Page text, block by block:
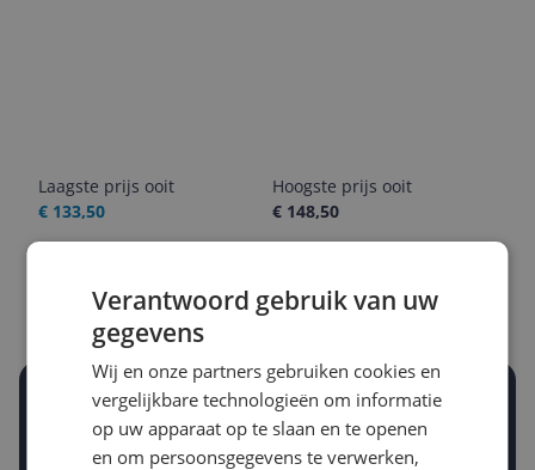
Laagste prijs ooit
€ 133,50
Hoogste prijs ooit
€ 148,50
€ 144,50
08-08-2026
Stel een alert in en mis geen prijsdaling
Krijg een seintje zodra de prijs zakt
Jouw e-mailadres
Verantwoord gebruik van uw
gegevens
Wij en onze partners gebruiken cookies en
vergelijkbare technologieën om informatie
op uw apparaat op te slaan en te openen
en om persoonsgegevens te verwerken,